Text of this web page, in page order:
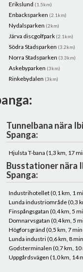
Erikslund (1.5km)
Enbacksparken (2.1km)
Nydalsparken (2km)
Järva discgolfpark (2.1km)
Södra Stadsparken (3.2km)
Norra Stadsparken (3.3km)
Askebyparken (3km)
Rinkebydalen (3km)
Tunnelbana nära
Spanga:
Hjulsta T-bana (1,3 km, 17
Busstationer nära
Spanga:
Industrihotellet (0,1 km, 1
Lunda industriområde (0,3
Finspångsgatan (0,4 km, 5
Domnarvsgatan (0,4 km, 5
Högforsgränd (0,5 km, 7 min
Lunda industri (0,6 km, 8
Godsterminalen (0,7 km, 10
Uppgårdsvägen (1,0 km, 14